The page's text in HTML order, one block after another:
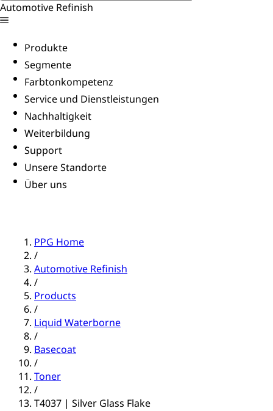
Automotive Refinish
Produkte
Segmente
Farbtonkompetenz
Service und Dienstleistungen
Nachhaltigkeit
Weiterbildung
Support
Unsere Standorte
Über uns
PPG Home
/
Automotive Refinish
/
Products
/
Liquid Waterborne
/
Basecoat
/
Toner
/
T4037 | Silver Glass Flake